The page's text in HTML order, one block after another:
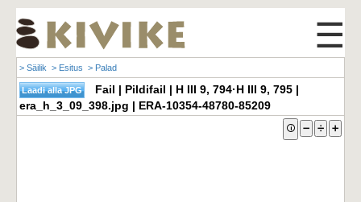
☰
> Säilik > Esitus > Palad
Fail | Pildifail | H III 9, 794·H III 9, 795 |
era_h_3_09_398.jpg | ERA-10354-48780-85209